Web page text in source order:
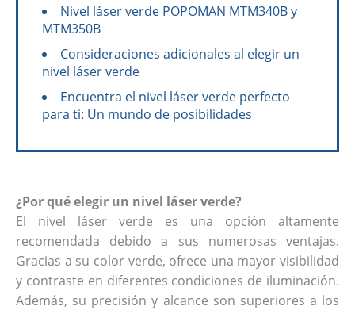
Nivel láser verde POPOMAN MTM340B y
MTM350B
Consideraciones adicionales al elegir un
nivel láser verde
Encuentra el nivel láser verde perfecto
para ti: Un mundo de posibilidades
¿Por qué elegir un nivel láser verde?
El nivel láser verde es una opción altamente
recomendada debido a sus numerosas ventajas.
Gracias a su color verde, ofrece una mayor visibilidad
y contraste en diferentes condiciones de iluminación.
Además, su precisión y alcance son superiores a los